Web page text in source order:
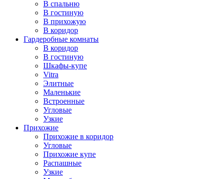
В спальню
В гостиную
В прихожую
В коридор
Гардеробные комнаты
В коридор
В гостиную
Шкафы-купе
Vitra
Элитные
Маленькие
Встроенные
Угловые
Узкие
Прихожие
Прихожие в коридор
Угловые
Прихожие купе
Распашные
Узкие